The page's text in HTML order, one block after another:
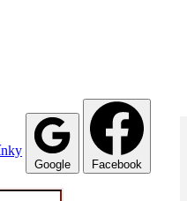
Google Facebook